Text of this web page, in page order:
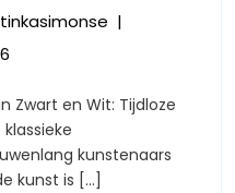
in
Tijdloze
Zwart
Wit
|
kunstenaars
kunst is [...]